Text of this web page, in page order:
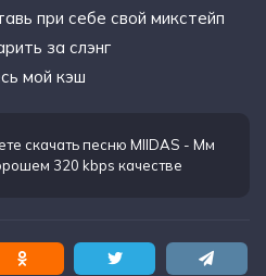
при себе свой микстейп
за слэнг
мой кэш
скачать песню MIIDAS - Мм
320 kbps качестве